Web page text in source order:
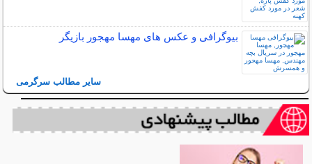
بیوگرافی و عکس های مهسا مهجور بازیگر
سایر مطالب سرگرمی